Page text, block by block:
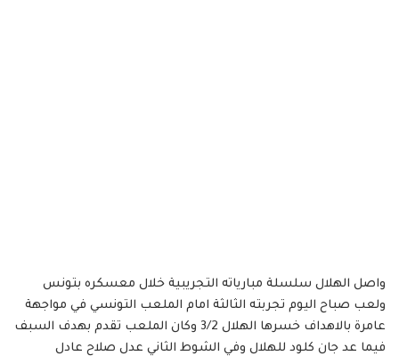
واصل الهلال سلسلة مبارياته التجريبية خلال معسكره بتونس
ولعب صباح اليوم تجربته الثالثة امام الملعب التونسي في مواجهة
عامرة بالاهداف خسرها الهلال 3/2 وكان الملعب تقدم بهدف السبف
فيما عد جان كلود للهلال وفي الشوط الثاني عدل صلاح عادل